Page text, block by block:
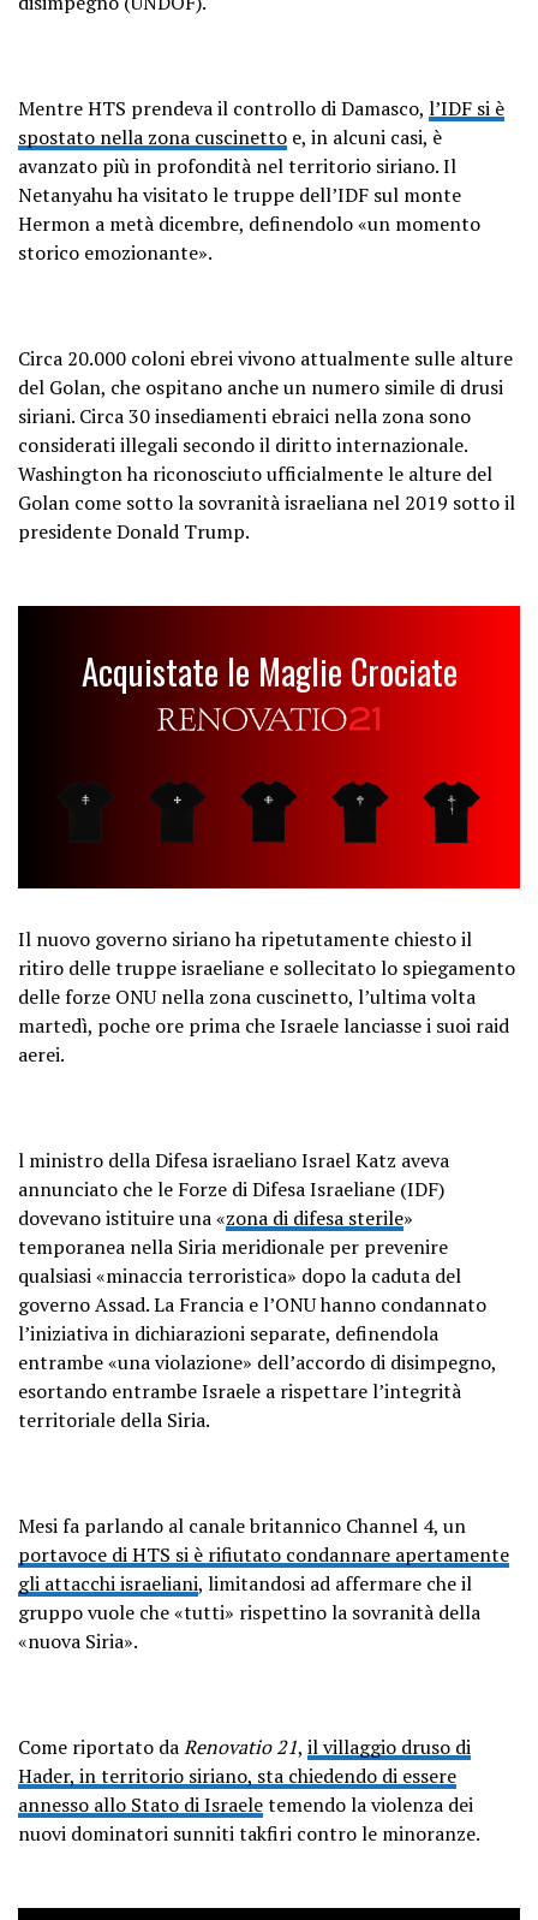
Mentre HTS prendeva il controllo di Damasco, l’IDF si è
spostato nella zona cuscinetto e, in alcuni casi, è
avanzato più in profondità nel territorio siriano. Il
Netanyahu ha visitato le truppe dell’IDF sul monte
Hermon a metà dicembre, definendolo «un momento
storico emozionante».
Circa 20.000 coloni ebrei vivono attualmente sulle alture
del Golan, che ospitano anche un numero simile di drusi
siriani. Circa 30 insediamenti ebraici nella zona sono
considerati illegali secondo il diritto internazionale.
Washington ha riconosciuto ufficialmente le alture del
Golan come sotto la sovranità israeliana nel 2019 sotto il
presidente Donald Trump.
Acquistate le Maglie Crociate
Il nuovo governo siriano ha ripetutamente chiesto il
ritiro delle truppe israeliane e sollecitato lo spiegamento
delle forze ONU nella zona cuscinetto, l’ultima volta
martedì, poche ore prima che Israele lanciasse i suoi raid
aerei.
l ministro della Difesa israeliano Israel Katz aveva
annunciato che le Forze di Difesa Israeliane (IDF)
dovevano istituire una «zona di difesa sterile»
temporanea nella Siria meridionale per prevenire
qualsiasi «minaccia terroristica» dopo la caduta del
governo Assad. La Francia e l’ONU hanno condannato
l’iniziativa in dichiarazioni separate, definendola
entrambe «una violazione» dell’accordo di disimpegno,
esortando entrambe Israele a rispettare l’integrità
territoriale della Siria.
Mesi fa parlando al canale britannico Channel 4, un
portavoce di HTS si è rifiutato condannare apertamente
gli attacchi israeliani, limitandosi ad affermare che il
gruppo vuole che «tutti» rispettino la sovranità della
«nuova Siria».
Come riportato daRenovatio 21, il villaggio druso di
Hader, in territorio siriano, sta chiedendo di essere
annesso allo Stato di Israeletemendo la violenza dei
nuovi dominatori sunniti takfiri contro le minoranze.